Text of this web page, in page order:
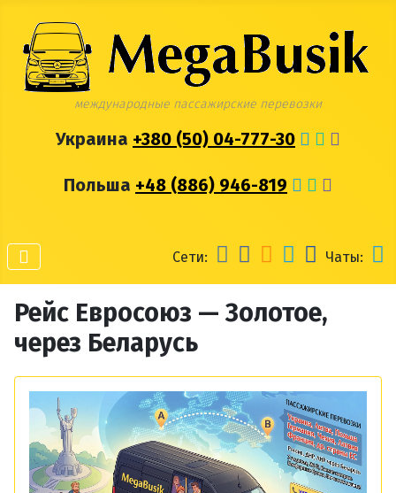
международные пассажирские перевозки
Украина +380 (50) 04-777-30
Польша +48 (886) 946-819
Сети: Чаты:
Рейс Евросоюз — Золотое,
через Беларусь